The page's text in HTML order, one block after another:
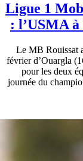
Ligue 1
: l’USMA
Le MB Rouissat
février d’Ouargla
pour les deux
journée du